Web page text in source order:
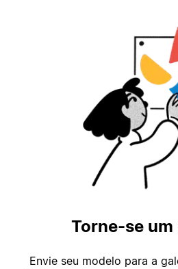
Torne-se
Envie seu modelo para a